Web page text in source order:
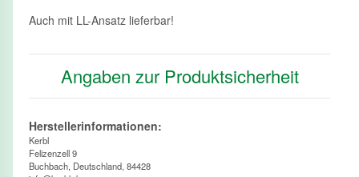
Auch mit LL-Ansatz lieferbar!
Angaben zur Produktsicherheit
Herstellerinformationen:
Kerbl
Felizenzell 9
Buchbach, Deutschland, 84428